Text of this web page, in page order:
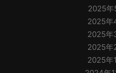
2025年
2025年
2025年
2025年
2025年